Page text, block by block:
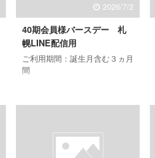
特典商品は、クレジット会社か
らの承認後（お申し込みから約
２週間～1ヶ月半後）に発送を
いたします。 ※期間中にスキン
ケアスタジオ、またはwebから
...
2026/7/2
40期会員様バースデー 札
幌LINE配信用
ご利用期間：誕生月含む３ヵ月
間